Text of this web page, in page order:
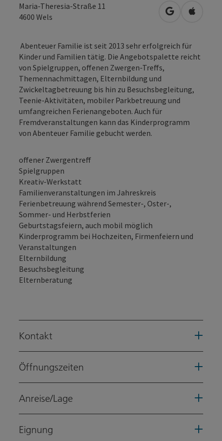
Maria-Theresia-Straße 11
4600 Wels in Google
in
Abenteuer Familie ist seit 2013 sehr erfolgreich für
Kinder und Familien tätig. Die Angebotspalette reicht
von Spielgruppen, offenen Zwergen-Treffs,
Themennachmittagen, Elternbildung und
Zwickeltagbetreuung bis hin zu Besuchsbegleitung,
Teenie-Aktivitäten, mobiler Parkbetreuung und
umfangreichen Ferienangeboten. Auch für
Fremdveranstaltungen kann das Kinderprogramm
von Abenteuer Familie gebucht werden.
offener Zwergentreff
Spielgruppen
Kreativ-Werkstatt
Familienveranstaltungen im Jahreskreis
Ferienbetreuung während Semester-, Oster-,
Sommer- und Herbstferien
Geburtstagsfeiern, auch mobil möglich
Kinderprogramm bei Hochzeiten, Firmenfeiern und
Veranstaltungen
Elternbildung
Besuchsbegleitung
Elternberatung
Kontakt
Öffnungszeiten
Anreise/Lage
Eignung